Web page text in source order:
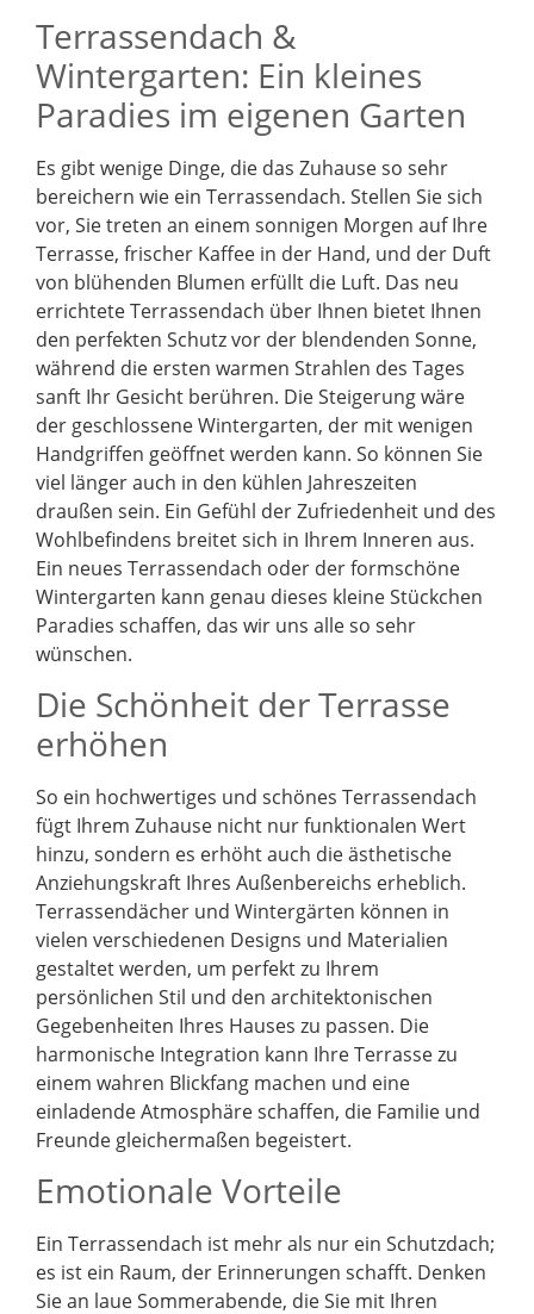
Terrassendach &
Wintergarten: Ein kleines
Paradies im eigenen Garten
Es gibt wenige Dinge, die das Zuhause so sehr
bereichern wie ein Terrassendach. Stellen Sie sich
vor, Sie treten an einem sonnigen Morgen auf Ihre
Terrasse, frischer Kaffee in der Hand, und der Duft
von blühenden Blumen erfüllt die Luft. Das neu
errichtete Terrassendach über Ihnen bietet Ihnen
den perfekten Schutz vor der blendenden Sonne,
während die ersten warmen Strahlen des Tages
sanft Ihr Gesicht berühren. Die Steigerung wäre
der geschlossene Wintergarten, der mit wenigen
Handgriffen geöffnet werden kann. So können Sie
viel länger auch in den kühlen Jahreszeiten
draußen sein. Ein Gefühl der Zufriedenheit und des
Wohlbefindens breitet sich in Ihrem Inneren aus.
Ein neues Terrassendach oder der formschöne
Wintergarten kann genau dieses kleine Stückchen
Paradies schaffen, das wir uns alle so sehr
wünschen.
Die Schönheit der Terrasse
erhöhen
So ein hochwertiges und schönes Terrassendach
fügt Ihrem Zuhause nicht nur funktionalen Wert
hinzu, sondern es erhöht auch die ästhetische
Anziehungskraft Ihres Außenbereichs erheblich.
Terrassendächer und Wintergärten können in
vielen verschiedenen Designs und Materialien
gestaltet werden, um perfekt zu Ihrem
persönlichen Stil und den architektonischen
Gegebenheiten Ihres Hauses zu passen. Die
harmonische Integration kann Ihre Terrasse zu
einem wahren Blickfang machen und eine
einladende Atmosphäre schaffen, die Familie und
Freunde gleichermaßen begeistert.
Emotionale Vorteile
Ein Terrassendach ist mehr als nur ein Schutzdach;
es ist ein Raum, der Erinnerungen schafft. Denken
Sie an laue Sommerabende, die Sie mit Ihren